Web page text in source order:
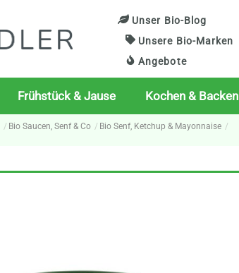
Unser Bio-Blog
Unsere Bio-Marken
Angebote
Frühstück & Jause Kochen & Backen
Bio Saucen, Senf & Co Bio Senf, Ketchup & Mayonnaise